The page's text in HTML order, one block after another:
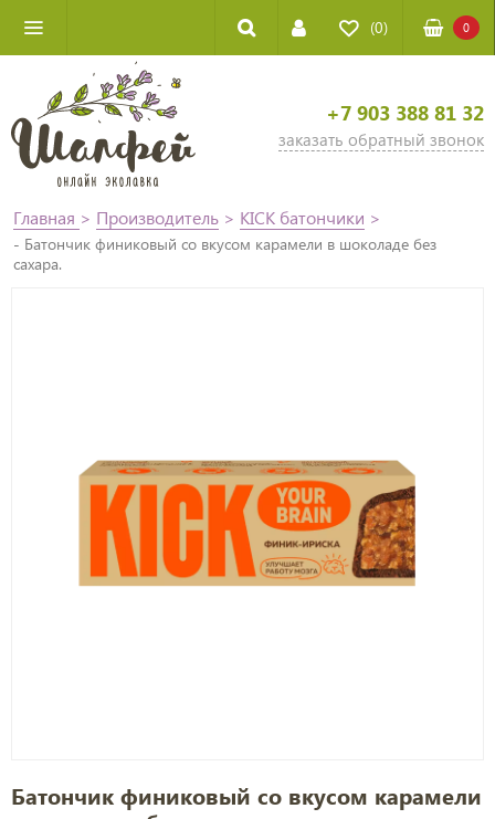
(0) 0
+7 903 388 81 32
заказать обратный звонок
Главная > Производитель > KICK батончики >
- Батончик финиковый со вкусом карамели в шоколаде без
сахара.
Батончик финиковый со вкусом карамели